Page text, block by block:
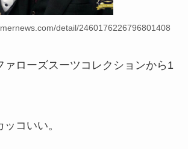
detail/2460176226796801408
ァローズスーツコレクションから1
コいい。